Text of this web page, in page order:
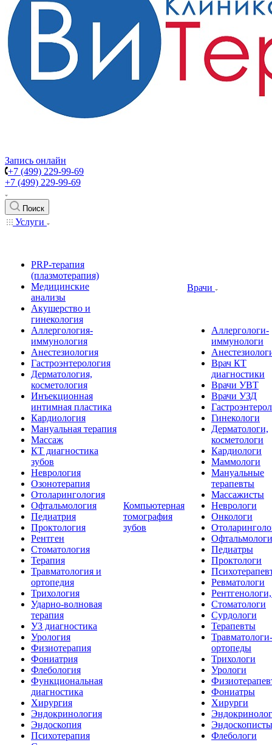
Запись онлайн
+7 (499) 229-99-69
+7 (499) 229-99-69
Поиск
Услуги
PRP-терапия
(плазмотерапия)
Медицинские
анализы
Акушерство и
гинекология
Аллергология-
иммунология
Анестезиология
Гастроэнтерология
Дерматология,
косметология
Инъекционная
интимная пластика
Кардиология
Мануальная терапия
Массаж
КТ диагностика
зубов
Неврология
Озонотерапия
Отоларингология
Офтальмология
Педиатрия
Проктология
Рентген
Стоматология
Терапия
Травматология и
ортопедия
Трихология
Ударно-волновая
терапия
УЗ диагностика
Урология
Физиотерапия
Фониатрия
Флебология
Функциональная
диагностика
Хирургия
Эндокринология
Эндоскопия
Психотерапия
Компьютерная
томография
зубов
Врачи
Аллергологи-
иммунологи
Врач КТ
диагностики
Врачи УВТ
Врачи УЗД
Гинекологи
Дерматологи,
косметологи
Кардиологи
Маммологи
Мануальные
терапевты
Массажисты
Неврологи
Онкологи
Офтальмологи
Педиатры
Проктологи
Ревматологи
Стоматологи
Сурдологи
Терапевты
Травматологи-
ортопеды
Трихологи
Урологи
Фониатры
Хирурги
Эндоскописты
Флебологи